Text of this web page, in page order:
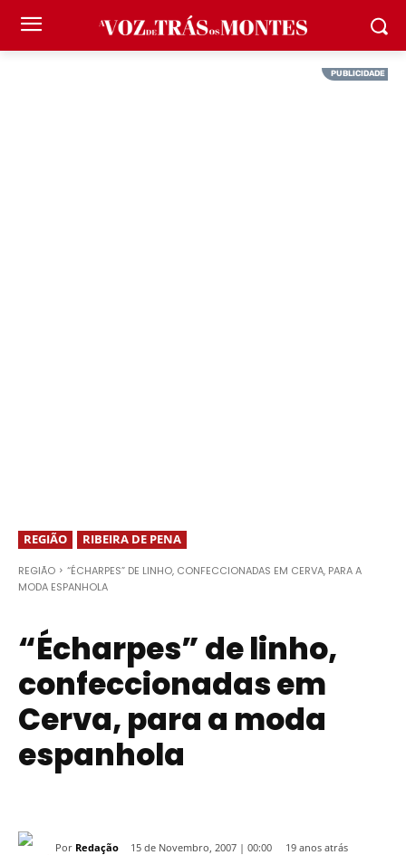
REGIÃO RIBEIRA DE PENA
REGIÃO
“ÉCHARPES” DE LINHO, CONFECCIONADAS EM CERVA, PARA A
MODA ESPANHOLA
“Écharpes” de linho,
confeccionadas em
Cerva, para a moda
espanhola
Por Redação 15 de Novembro, 2007 | 00:00 19 anos atrás